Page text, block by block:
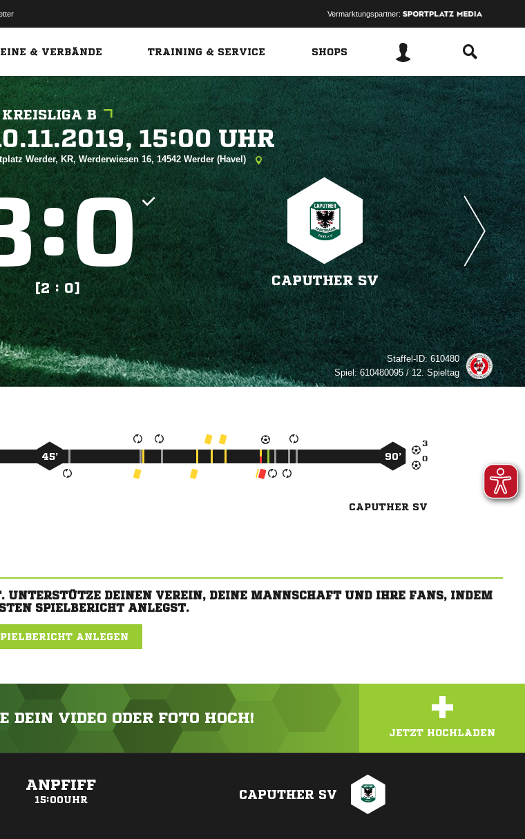
Vermarktungspartner:
& VERBÄNDE TRAINING & SERVICE SHOPS
KREISLIGA B
  
Werder, KR, Werderwiesen 16, 14542 Werder (Havel)
:
[2 : 0]
CAPUTHER SV
Staffel-ID:610480
Spiel:610480095 / 12. Spieltag


45’ 90’
CAPUTHER SV
UNTERSTÜTZE DEINEN VEREIN, DEINE MANNSCHAFT UND IHRE FANS, INDEM
SPIELBERICHT ANLEGST.
ANLEGEN
DEIN VIDEO ODER FOTO HOCH! +
JETZT HOCHLADEN
ANPFIFF
15:00UHR CAPUTHER SV